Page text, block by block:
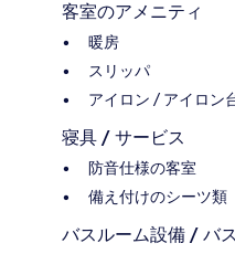
客室のアメニティ
暖房
スリッパ
アイロン / アイロン
寝具 / サービス
防音仕様の客室
備え付けのシーツ類
バスルーム設備 / バ